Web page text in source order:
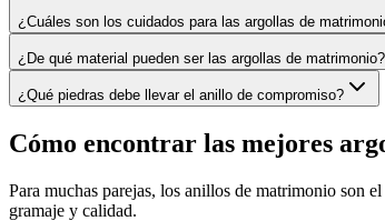
¿Cuáles son los cuidados para las argollas de
¿De qué material pueden ser las argollas de matrimonio?
¿Qué piedras debe llevar el anillo de compromiso?
Cómo encontrar las mejores
Para muchas parejas, los anillos de matrimonio son
gramaje y calidad.